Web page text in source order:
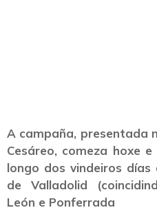
A campaña, presentada
Cesáreo, comeza hoxe
longo dos vindeiros días
de Valladolid
León e Ponferrada